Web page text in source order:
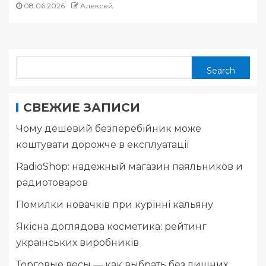
08.06.2026 Алексей
Search
СВЕЖИЕ ЗАПИСИ
Чому дешевий безперебійник може
коштувати дорожче в експлуатації
RadioShop: надежный магазин паяльников и
радиотоваров
Помилки новачків при курінні кальяну
Якісна доглядова косметика: рейтинг
українських виробників